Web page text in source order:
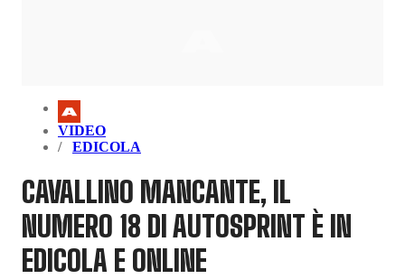
VIDEO
EDICOLA
CAVALLINO MANCANTE, IL
NUMERO 18 DI AUTOSPRINT È IN
EDICOLA E ONLINE